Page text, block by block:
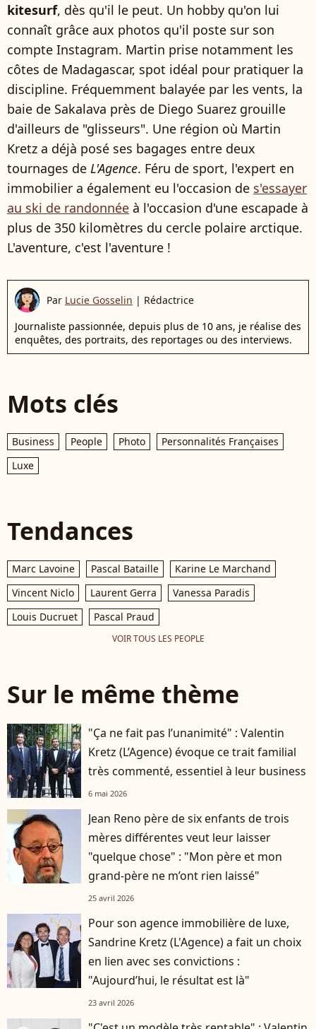
kitesurf, dès qu'il le peut. Un hobby qu'on lui
connaît grâce aux photos qu'il poste sur son
compte Instagram. Martin prise notamment les
côtes de Madagascar, spot idéal pour pratiquer la
discipline. Fréquemment balayée par les vents, la
baie de Sakalava près de Diego Suarez grouille
d'ailleurs de "glisseurs". Une région où Martin
Kretz a déjà posé ses bagages entre deux
tournages de L'Agence. Féru de sport, l'expert en
immobilier a également eu l'occasion de s'essayer
au ski de randonnée à l'occasion d'une escapade à
plus de 350 kilomètres du cercle polaire arctique.
L'aventure, c'est l'aventure !
Par Lucie Gosselin | Rédactrice
Journaliste passionnée, depuis plus de 10 ans, je réalise des
enquêtes, des portraits, des reportages ou des interviews.
Mots clés
Business People Photo
Personnalités Françaises
Luxe
Tendances
Marc Lavoine Pascal Bataille
Karine Le Marchand
Vincent Niclo
Laurent Gerra
Vanessa Paradis
Louis Ducruet
Pascal Praud
VOIR TOUS LES PEOPLE
Sur le même thème
"Ça ne fait pas l’unanimité" : Valentin
Kretz (L’Agence) évoque ce trait familial
très commenté, essentiel à leur business
6 mai 2026
Jean Reno père de six enfants de trois
mères différentes veut leur laisser
"quelque chose" : "Mon père et mon
grand-père ne m’ont rien laissé"
25 avril 2026
Pour son agence immobilière de luxe,
Sandrine Kretz (L'Agence) a fait un choix
en lien avec ses convictions :
"Aujourd’hui, le résultat est là"
23 avril 2026